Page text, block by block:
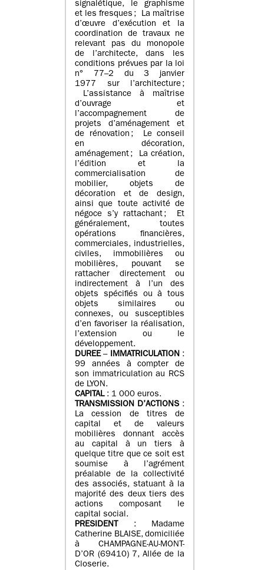
signalétique, le graphisme
et les fresques ; La maîtrise
d’œuvre d’exécution et la
coordination de travaux ne
relevant pas du monopole
de l’architecte, dans les
conditions prévues par la loi
n° 77–2 du 3 janvier
1977 sur l’architecture ;
L’assistance à maîtrise
d’ouvrage et
l’accompagnement de
projets d’aménagement et
de rénovation ; Le conseil
en décoration,
aménagement ; La création,
l’édition et la
commercialisation de
mobilier, objets de
décoration et de design,
ainsi que toute activité de
négoce s’y rattachant ; Et
généralement, toutes
opérations financières,
commerciales, industrielles,
civiles, immobilières ou
mobilières, pouvant se
rattacher directement ou
indirectement à l’un des
objets spécifiés ou à tous
objets similaires ou
connexes, ou susceptibles
d’en favoriser la réalisation,
l’extension ou le
développement.
DUREE– IMMATRICULATION:
99 années à compter de
son immatriculation au RCS
de LYON.
CAPITAL: 1 000 euros.
TRANSMISSION D’ACTIONS :
La cession de titres de
capital et de valeurs
mobilières donnant accès
au capital à un tiers à
quelque titre que ce soit est
soumise à l’agrément
préalable de la collectivité
des associés, statuant à la
majorité des deux tiers des
actions composant le
capital social.
PRESIDENT : Madame
Catherine BLAISE, domiciliée
à CHAMPAGNE-AU-MONT-
D’OR (69410) 7, Allée de la
Closerie.